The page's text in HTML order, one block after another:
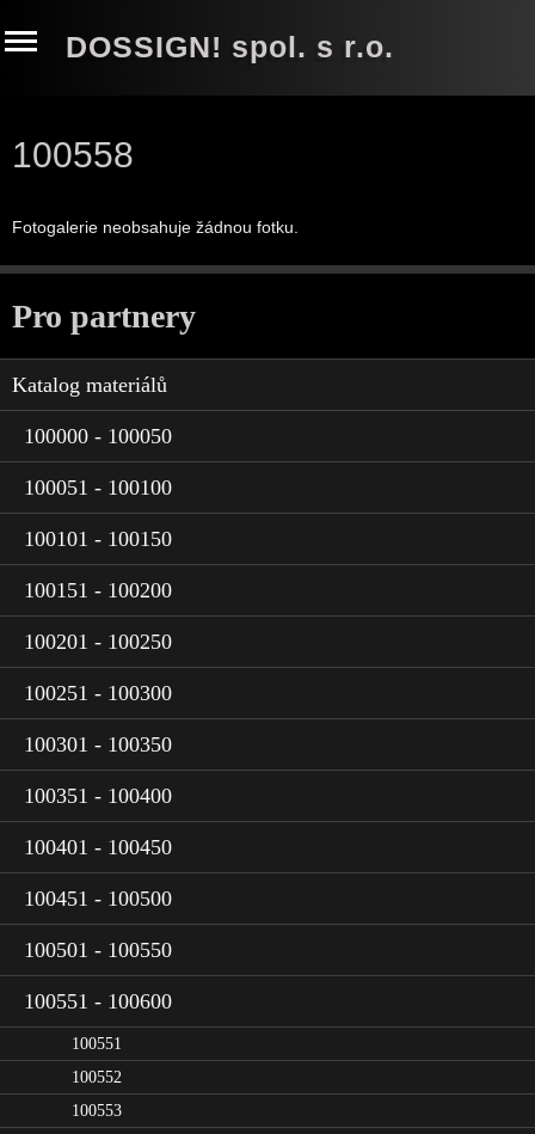
DOSSIGN! spol. s r.o.
100558
Fotogalerie neobsahuje žádnou fotku.
Pro partnery
Katalog materiálů
100000 - 100050
100051 - 100100
100101 - 100150
100151 - 100200
100201 - 100250
100251 - 100300
100301 - 100350
100351 - 100400
100401 - 100450
100451 - 100500
100501 - 100550
100551 - 100600
100551
100552
100553